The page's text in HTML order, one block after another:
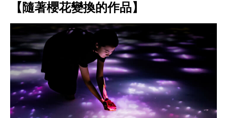
【隨著櫻花變換的作品】